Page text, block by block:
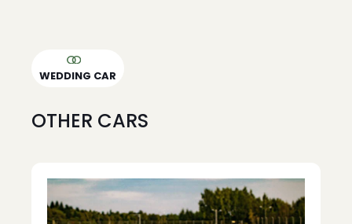
WEDDING CAR
OTHER CARS